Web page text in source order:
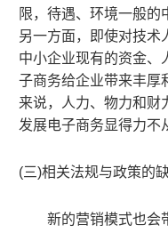
限， 待遇、环境一般的
另一方面， 即使对技术
中小企业现有的资金、
子商务给企业带来丰厚
来说， 人力、物力和财
发展电子商务显得力不
(三)相关法规与政策的
新的营销模式也会